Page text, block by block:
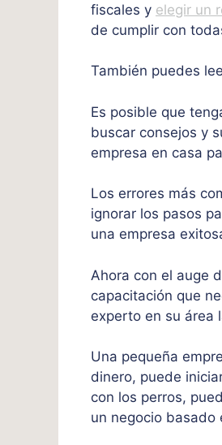
fiscales y elegir un
de cumplir con
También puedes
Es posible que
buscar consejos y
empresa en casa
Los errores más
ignorar los pasos
una empresa
Ahora con el auge
capacitación que
experto en su área
Una pequeña
dinero, puede
con los perros,
un negocio basado